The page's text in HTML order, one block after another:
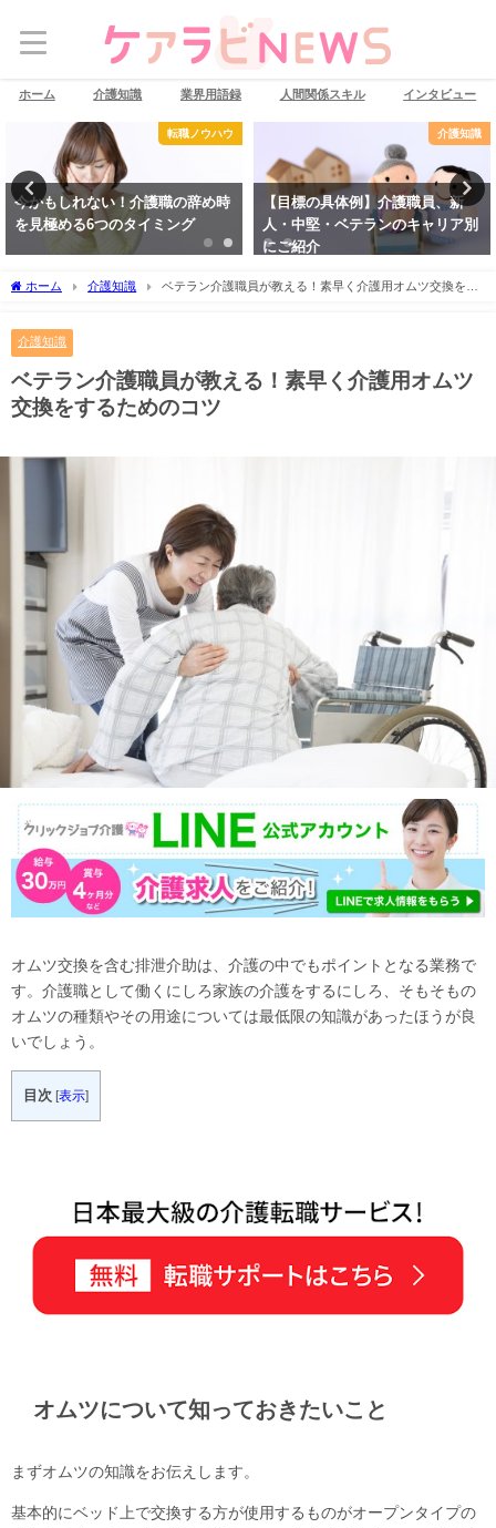
ホーム 介護知識 業界用語録 人間関係スキル インタビュー
転職ノウハウ
今かもしれない！介護職の辞め時
を見極める6つのタイミング
介護知識
【目標の具体例】介護職員、新
人・中堅・ベテランのキャリア別
にご紹介
ホーム 介護知識
ベテラン介護職員が教える！素早く介護用オムツ交換をす
介護知識
ベテラン介護職員が教える！素早く介護用オムツ
交換をするためのコツ
オムツ交換を含む排泄介助は、介護の中でもポイントとなる業務で
す。介護職として働くにしろ家族の介護をするにしろ、そもそもの
オムツの種類やその用途については最低限の知識があったほうが良
いでしょう。
目次 [表示]
オムツについて知っておきたいこと
まずオムツの知識をお伝えします。
基本的にベッド上で交換する方が使用するものがオープンタイプの